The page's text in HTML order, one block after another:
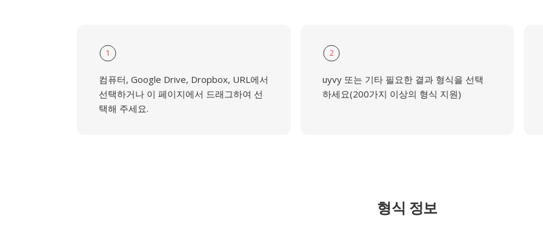
1
컴퓨터, Google Drive, Dropbox, URL에서
선택하거나 이 페이지에서 드래그하여 선
택해 주세요.
2
uyvy 또는 기타 필요한 결과 형식을 선택
하세요(200가지 이상의 형식 지원)
형식 정보